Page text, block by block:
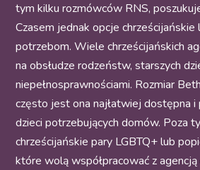
tym kilku rozmówców RNS,
Czasem jednak opcje
potrzebom. Wiele chrześcijańskich
na obsłudze rodzeństw, starszych
niepełnosprawnościami. Rozmiar
często jest ona najłatwiej dostępna i
dzieci potrzebujących domów. Poza
chrześcijańskie pary LGBTQ+ lub
które wolą współpracować z